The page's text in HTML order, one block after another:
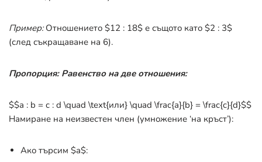
Пример:Отношението $12 : 18$ е същото като $2 : 3$
(след съкращаване на 6).
Пропорция: Равенство на две отношения:
$$a : b = c : d \quad \text{или} \quad \frac{a}{b} = \frac{c}{d}$$
Намиране на неизвестен член (умножение ‘на кръст’):
Ако търсим $a$: